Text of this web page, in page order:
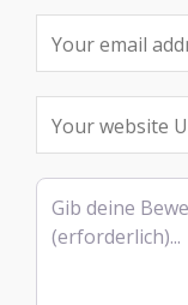
Rezensionstext